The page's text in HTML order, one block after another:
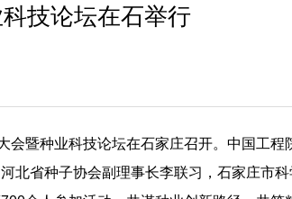
技论坛在石举行
暨种业科技论坛在石家庄召开。中国工
北省种子协会副理事长李联习，石家庄市